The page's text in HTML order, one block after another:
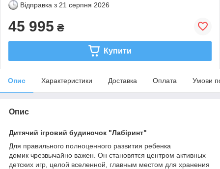
Відправка з 21 серпня 2026
45 995 ₴
Купити
Опис Характеристики Доставка Оплата Умови
Опис
Дитячий ігровий будиночок "Лабіринт"
Для правильного полноценного развития ребенка
домик чрезвычайно важен. Он становятся центром активных
детских игр, целой вселенной, главным местом для хранения